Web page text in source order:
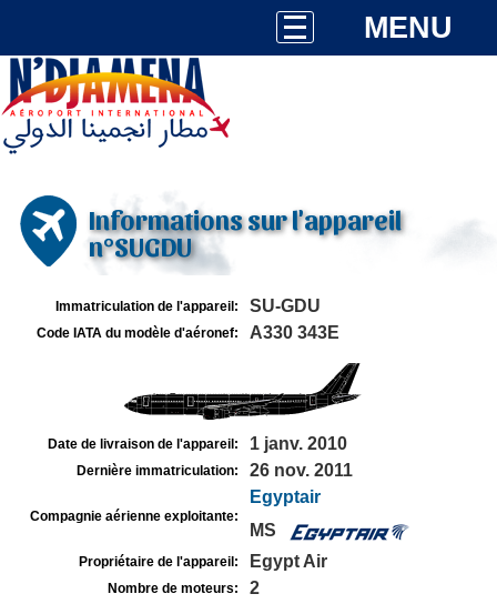
MENU
Informations sur l'appareil
n°SUGDU
Immatriculation de l'appareil: SU-GDU
Code IATA du modèle d'aéronef: A330 343E
Date de livraison de l'appareil: 1 janv. 2010
Dernière immatriculation: 26 nov. 2011
Compagnie aérienne exploitante:
Egyptair
MS
Propriétaire de l'appareil: Egypt Air
Nombre de moteurs: 2